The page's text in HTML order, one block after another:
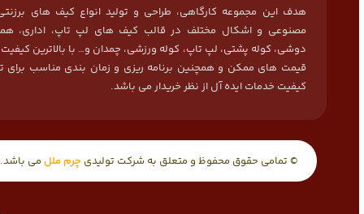
هدف این مجموعه کارگاهی، طراحی و تولید انواع کیف های
مصنوعی و اشکال مختلف در قالب کیف های لپ تاپ، اداری،
دوشی، کوله پشتی، لپ تاپ، کوله ورزشی، چمدان و… با بالاترین
قیمت های ممکن و همچنین برنامه ریزی و زمان بندی مناسب برای
کیفیت خدمات ایده آل از نظر خریدار می باشد.
© تمامی حقوق محفوظ و متعلق به شرکت تولیدی چرم ملل می باشد.